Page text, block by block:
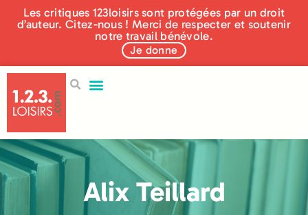
Les critiques 123loisirs sont protégées par un droit
d’auteur. Citez-nous ! Merci de respecter et soutenir
notre travail bénévole.
Je donne
Alix Teillard